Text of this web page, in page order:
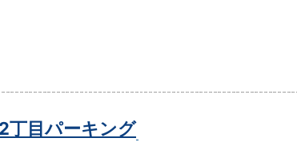
丁目パーキング